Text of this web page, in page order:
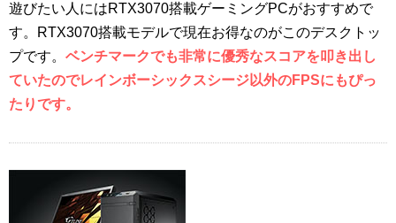
遊びたい人にはRTX3070搭載ゲーミングPCがおすすめで
す。RTX3070搭載モデルで現在お得なのがこのデスクトッ
プです。 ベンチマークでも非常に優秀なスコアを叩き出し
ていたのでレインボーシックスシージ以外のFPSにもぴっ
たりです。